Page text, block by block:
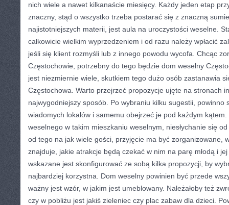
nich wiele a nawet kilkanaście miesięcy. Każdy jeden etap
znaczny, stąd o wszystko trzeba postarać się z znaczną
najistotniejszych materii, jest aula na uroczystości weselne.
całkowicie wielkim wyprzedzeniem i od razu należy wpłacić
jeśli się klient rozmyśli lub z innego powodu wycofa. Chcąc
Częstochowie, potrzebny do tego będzie dom weselny
jest niezmiernie wiele, skutkiem tego dużo osób zastanawia
Częstochowa. Warto przejrzeć propozycje ujęte na stronach
najwygodniejszy sposób. Po wybraniu kilku sugestii, powinno
wiadomych lokalów i samemu obejrzeć je pod każdym
weselnego w takim mieszkaniu weselnym, niesłychanie się
od tego na jak wiele gości, przyjęcie ma być zorganizowane,
znajduje, jakie atrakcje będą czekać w nim na parę młodą i
wskazane jest skonfigurować ze sobą kilka propozycji, by
najbardziej korzystna. Dom weselny powinien być przede
ważny jest wzór, w jakim jest umeblowany. Należałoby też
czy w pobliżu jest jakiś zieleniec czy plac zabaw dla dzieci.